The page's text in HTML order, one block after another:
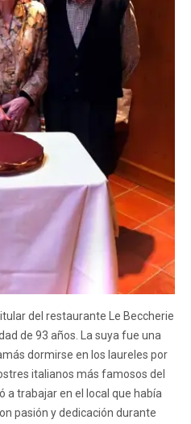
del restaurante Le Beccherie
de 93 años. La suya fue una
dormirse en los laureles por
italianos más famosos del
a trabajar en el local que había
pasión y dedicación durante